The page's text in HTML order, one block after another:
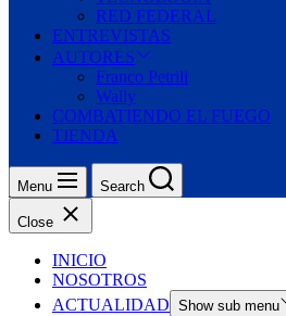
RED FEDERAL
ENTREVISTAS
AUTORES
Franco Petrili
Wally
COMBATIENDO EL FUEGO
TIENDA
Menu Search
Close
INICIO
NOSOTROS
ACTUALIDAD Show sub menu